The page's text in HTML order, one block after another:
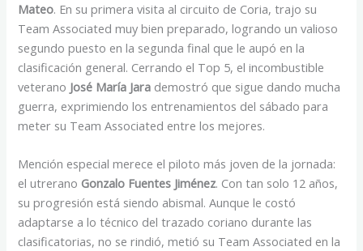
Mateo. En su primera visita al circuito de Coria, trajo su
Team Associated muy bien preparado, logrando un valioso
segundo puesto en la segunda final que le aupó en la
clasificación general. Cerrando el Top 5, el incombustible
veterano José María Jara demostró que sigue dando mucha
guerra, exprimiendo los entrenamientos del sábado para
meter su Team Associated entre los mejores.
Mención especial merece el piloto más joven de la jornada:
el utrerano Gonzalo Fuentes Jiménez. Con tan solo 12 años,
su progresión está siendo abismal. Aunque le costó
adaptarse a lo técnico del trazado coriano durante las
clasificatorias, no se rindió, metió su Team Associated en la